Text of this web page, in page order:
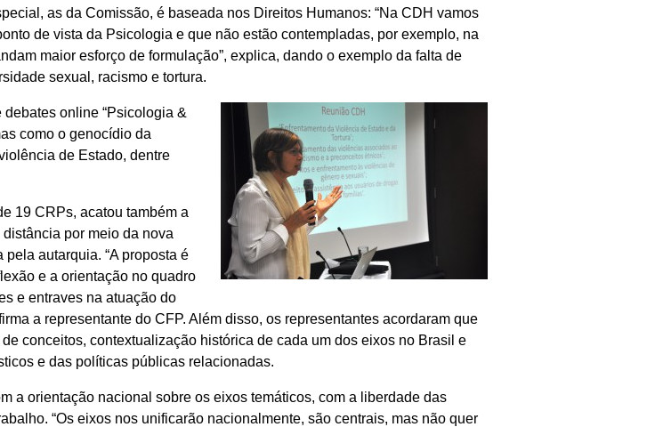
as da Comissão, é baseada nos Direitos Humanos: “Na CDH vamos
de vista da Psicologia e que não estão contempladas, por exemplo, na
maior esforço de formulação”, explica, dando o exemplo da falta de
sexual, racismo e tortura.
online “Psicologia &
como o genocídio da
de Estado, dentre
19 CRPs, acatou também a
por meio da nova
autarquia. “A proposta é
e a orientação no quadro
e entraves na atuação do
a representante do CFP. Além disso, os representantes acordaram que
conceitos, contextualização histórica de cada um dos eixos no Brasil e
e das políticas públicas relacionadas.
a orientação nacional sobre os eixos temáticos, com a liberdade das
“Os eixos nos unificarão nacionalmente, são centrais, mas não quer